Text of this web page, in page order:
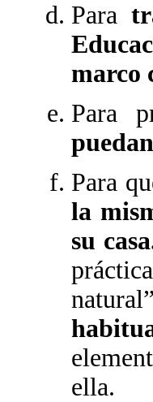
Para
marco
Para
Para
la
su
ella.